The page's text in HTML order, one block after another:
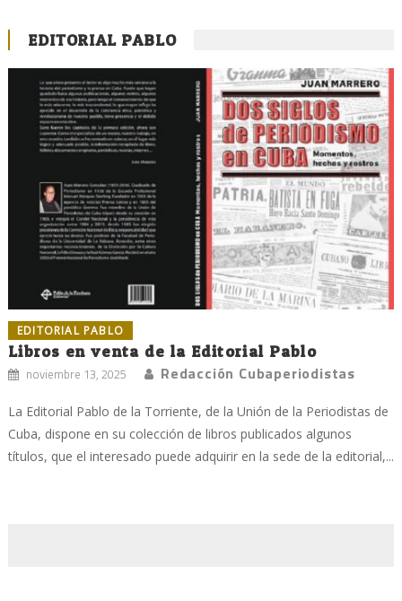
EDITORIAL PABLO
EDITORIAL PABLO
Libros en venta de la Editorial Pablo
noviembre 13, 2025 Redacción Cubaperiodistas
La Editorial Pablo de la Torriente, de la Unión de la Periodistas de
Cuba, dispone en su colección de libros publicados algunos
títulos, que el interesado puede adquirir en la sede de la editorial,...